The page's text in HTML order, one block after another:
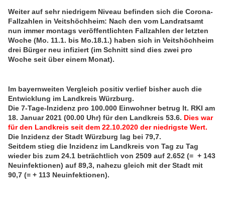
Weiter auf sehr niedrigem Niveau befinden sich die Corona-
Fallzahlen in Veitshöchheim: Nach den vom Landratsamt
nun immer montags veröffentlichten Fallzahlen der letzten
Woche (Mo. 11.1. bis Mo.18.1.) haben sich in Veitshöchheim
drei Bürger neu infiziert (im Schnitt sind dies zwei pro
Woche seit über einem Monat).
Im bayernweiten Vergleich positiv verlief bisher auch die
Entwicklung im Landkreis Würzburg.
Die 7-Tage-Inzidenz pro 100.000 Einwohner betrug lt. RKI am
18. Januar 2021 (00.00 Uhr) für den Landkreis 53.6. Dies war
für den Landkreis seit dem 22.10.2020 der niedrigste Wert.
Die Inzidenz der Stadt Würzburg lag bei 79,7.
Seitdem stieg die Inzidenz im Landkreis von Tag zu Tag
wieder bis zum 24.1 beträchtlich von 2509 auf 2.652 (= + 143
Neuinfektionen) auf 89,3, nahezu gleich mit der Stadt mit
90,7 (= + 113 Neuinfektionen).